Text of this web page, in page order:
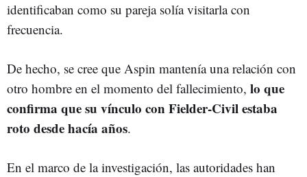
identificaban como su pareja solía visitarla con
frecuencia.
De hecho, se cree que Aspin mantenía una relación con
otro hombre en el momento del fallecimiento, lo que
confirma que su vínculo con Fielder-Civil estaba
roto desde hacía años.
En el marco de la investigación, las autoridades han